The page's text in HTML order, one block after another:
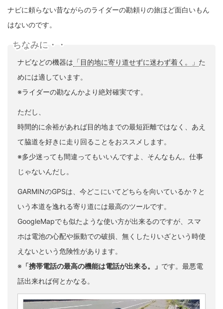
ナビに頼らない昔ながらのライダーの勘頼りの旅ほど面白いもん
はないのです。
ちなみに・・
ナビなどの機器は 「目的地に寄り道せずに迷わず着く。」 た
めには適しています。
※ライダーの勘なんかより絶対確実です。
ただし、
時間的に余裕があれば目的地までの最短距離ではなく、あえ
て脇道を好きに走り回ることをおススメします。
※多少迷っても間違ってもいいんですよ、そんなもん。仕事
じゃないんだし。
GARMINのGPSは、今どこにいてどちらを向いているか？と
いう本道を逸れる寄り道には最高のツールです。
GoogleMapでも似たような使い方が出来るのですが、スマ
ホは電池の心配や振動での破損、無くしたりいざという時使
えないという危険性があります。
※ 「携帯電話の最高の機能は電話が出来る。」 です。最悪電
話出来れば何とかなる。